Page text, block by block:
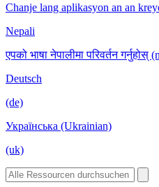
Chanje lang aplikasyon an an
Nepali
एपको भाषा नेपालीमा परिवर्तन गर्नुहोस्
Deutsch
(de)
Українська (Ukrainian)
(uk)